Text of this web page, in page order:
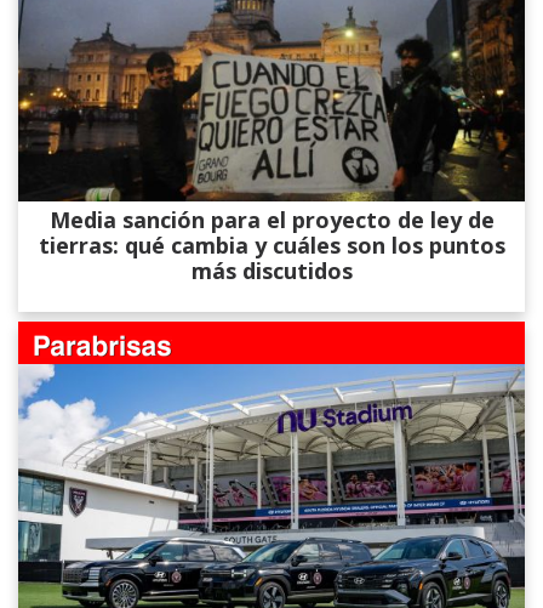
Media sanción para el proyecto de ley de
tierras: qué cambia y cuáles son los puntos
más discutidos